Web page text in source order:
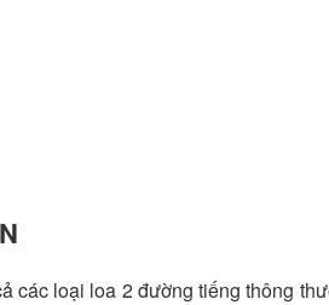
các loại loa 2 đường tiếng thông